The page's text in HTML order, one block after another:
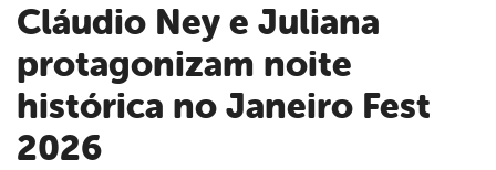
Cláudio Ney e Juliana
protagonizam noite
histórica no Janeiro Fest
2026